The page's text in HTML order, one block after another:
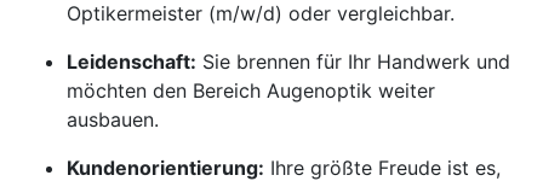
Optikermeister (m/w/d) oder vergleichbar.
Leidenschaft: Sie brennen für Ihr Handwerk und
möchten den Bereich Augenoptik weiter
ausbauen.
Kundenorientierung: Ihre größte Freude ist es,